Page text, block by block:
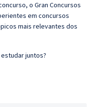
o Gran Concursos
em concursos
mais relevantes dos
juntos?